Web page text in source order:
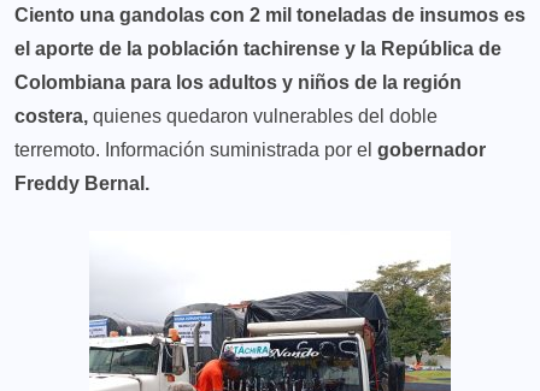
Ciento una gandolas con 2 mil toneladas de insumos es
el aporte de la población tachirense y la República de
Colombiana para los adultos y niños de la región
costera, quienes quedaron vulnerables del doble
terremoto. Información suministrada por el gobernador
Freddy Bernal.